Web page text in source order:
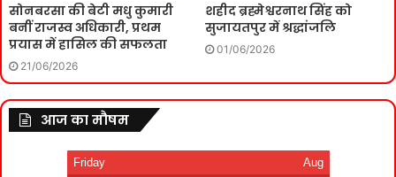
सोनबरसा की बेटी मधु कुमारी
बनीं राजस्व अधिकारी, प्रथम
प्रयास में हासिल की सफलता
21/06/2026
शहीद ब्रह्मेश्वरनाथ सिंह को
सुजायतपुर में श्रद्धांजलि
01/06/2026
आज का मौषम
Friday Aug